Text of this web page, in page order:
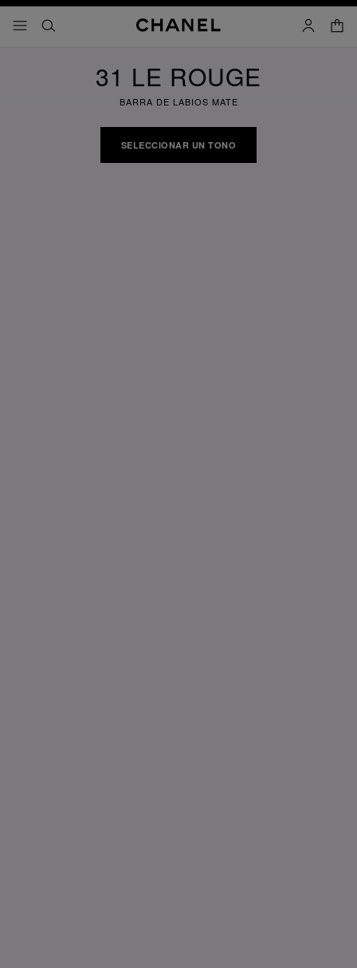
- navegación principal
buscar cuenta
carrito
31 LE ROUGE
BARRA DE LABIOS MATE
SELECCIONAR UN TONO